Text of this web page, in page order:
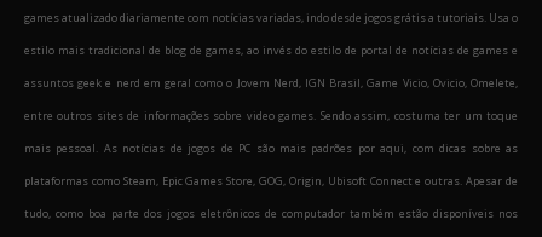
games atualizado diariamente com notícias variadas, indo desde jogos grátis a tutoriais. Usa o
estilo mais tradicional de blog de games, ao invés do estilo de portal de notícias de games e
assuntos geek e nerd em geral como o Jovem Nerd, IGN Brasil, Game Vicio, Ovicio, Omelete,
entre outros sites de informações sobre video games. Sendo assim, costuma ter um toque
mais pessoal. As notícias de jogos de PC são mais padrões por aqui, com dicas sobre as
plataformas como Steam, Epic Games Store, GOG, Origin, Ubisoft Connect e outras. Apesar de
tudo, como boa parte dos jogos eletrônicos de computador também estão disponíveis nos